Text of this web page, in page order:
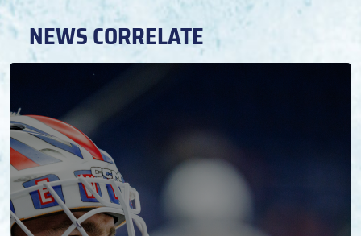
NEWS CORRELATE